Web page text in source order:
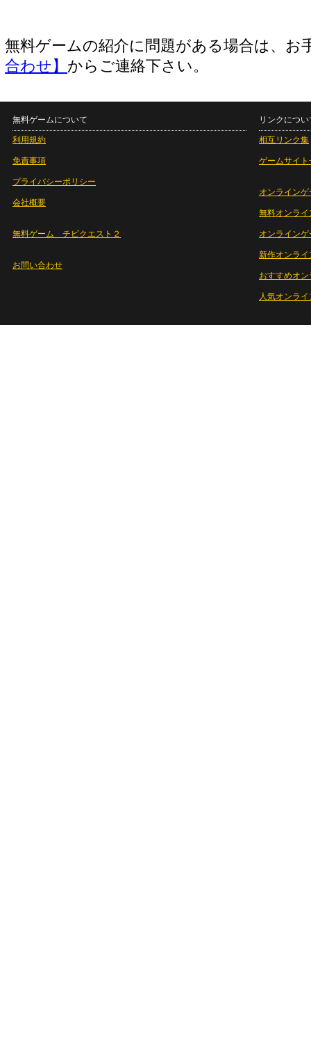
無料ゲームの紹介に問題がある場合は、お
合わせ】 からご連絡下さい。
無料ゲームについて
利用規約
免責事項
プライバシーポリシー
会社概要
無料ゲーム チビクエスト２
お問い合わせ
リンクについ
相互リンク集
ゲームサイト
オンラインゲ
無料オンライ
オンライン
新作オンライ
おすすめオ
人気オンラ